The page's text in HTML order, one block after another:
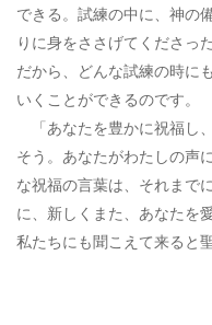
できる。試練の中に、神の
りに身をささげてくださっ
だから、どんな試練の時に
いくことができるのです。
「あなたを豊かに祝福し
そう。あなたがわたしの声
な祝福の言葉は、それまで
に、新しくまた、あなたを
私たちにも聞こえて来ると